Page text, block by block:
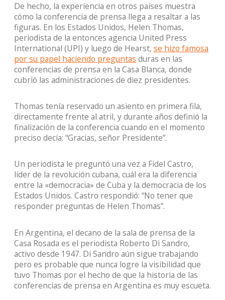
De hecho, la experiencia en otros países muestra
cómo la conferencia de prensa llega a resaltar a las
figuras. En los Estados Unidos, Helen Thomas,
periodista de la entonces agencia United Press
International (UPI) y luego de Hearst, se hizo famosa
por su papel haciendo preguntas duras en las
conferencias de prensa en la Casa Blanca, donde
cubrió las administraciones de diez presidentes.
Thomas tenía reservado un asiento en primera fila,
directamente frente al atril, y durante años definió la
finalización de la conferencia cuando en el momento
preciso decía: “Gracias, señor Presidente”.
Un periodista le preguntó una vez a Fidel Castro,
líder de la revolución cubana, cuál era la diferencia
entre la «democracia» de Cuba y la democracia de los
Estados Unidos. Castro respondió: “No tener que
responder preguntas de Helen Thomas”.
En Argentina, el decano de la sala de prensa de la
Casa Rosada es el periodista Roberto Di Sandro,
activo desde 1947. Di Sandro aún sigue trabajando
pero es probable que nunca logre la visibilidad que
tuvo Thomas por el hecho de que la historia de las
conferencias de prensa en Argentina es muy escueta.